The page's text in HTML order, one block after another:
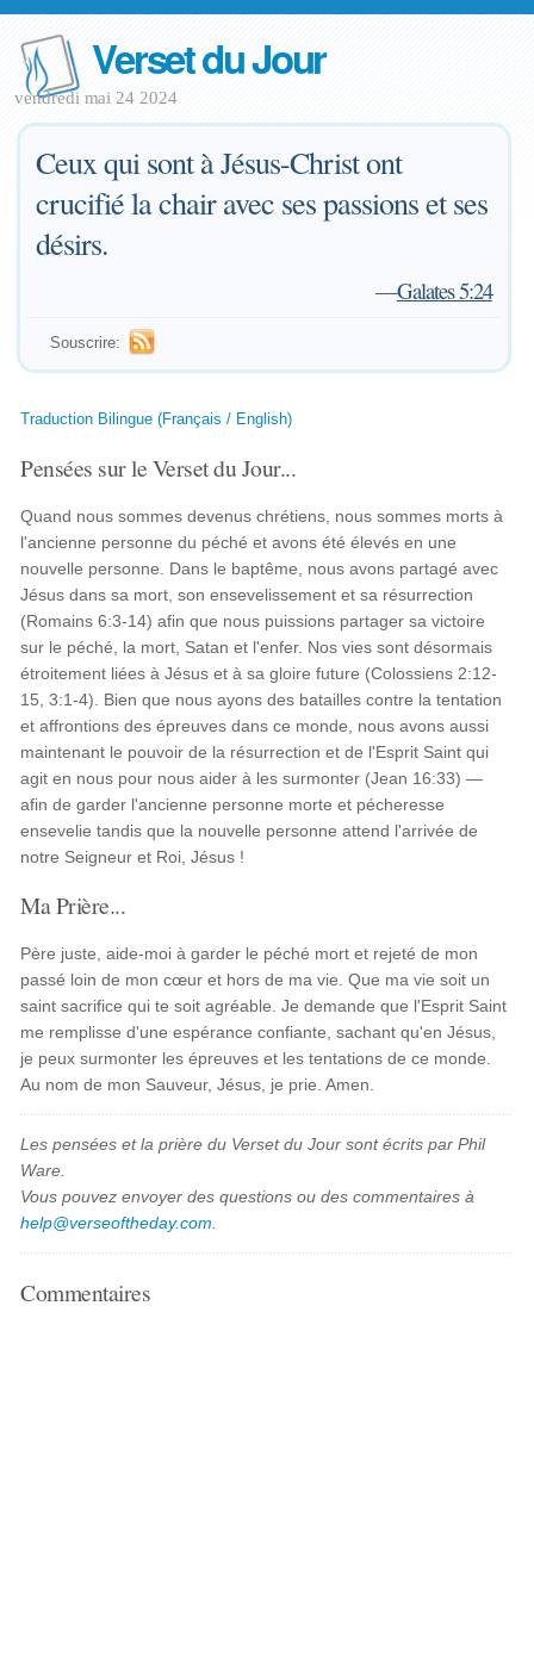
Verset du Jour
vendredi mai 24 2024
Ceux qui sont à Jésus-Christ ont
crucifié la chair avec ses passions et ses
désirs.
—Galates 5:24
Souscrire:
Traduction Bilingue (Français / English)
Pensées sur le Verset du Jour...
Quand nous sommes devenus chrétiens, nous sommes morts à
l'ancienne personne du péché et avons été élevés en une
nouvelle personne. Dans le baptême, nous avons partagé avec
Jésus dans sa mort, son ensevelissement et sa résurrection
(Romains 6:3-14) afin que nous puissions partager sa victoire
sur le péché, la mort, Satan et l'enfer. Nos vies sont désormais
étroitement liées à Jésus et à sa gloire future (Colossiens 2:12-
15, 3:1-4). Bien que nous ayons des batailles contre la tentation
et affrontions des épreuves dans ce monde, nous avons aussi
maintenant le pouvoir de la résurrection et de l'Esprit Saint qui
agit en nous pour nous aider à les surmonter (Jean 16:33) —
afin de garder l'ancienne personne morte et pécheresse
ensevelie tandis que la nouvelle personne attend l'arrivée de
notre Seigneur et Roi, Jésus !
Ma Prière...
Père juste, aide-moi à garder le péché mort et rejeté de mon
passé loin de mon cœur et hors de ma vie. Que ma vie soit un
saint sacrifice qui te soit agréable. Je demande que l'Esprit Saint
me remplisse d'une espérance confiante, sachant qu'en Jésus,
je peux surmonter les épreuves et les tentations de ce monde.
Au nom de mon Sauveur, Jésus, je prie. Amen.
Les pensées et la prière du Verset du Jour sont écrits par Phil
Ware.
Vous pouvez envoyer des questions ou des commentaires à
help@verseoftheday.com
Commentaires